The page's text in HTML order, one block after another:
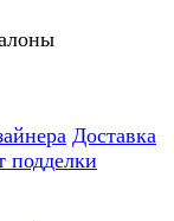
Доставка
подделки